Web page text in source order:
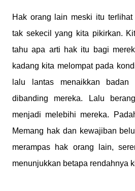
Hak orang lain meski itu terlihat
tak sekecil yang kita pikirkan.
tahu apa arti hak itu bagi
kadang kita melompat pada
lalu lantas menaikkan
dibanding mereka. Lalu
menjadi melebihi mereka.
Memang hak dan kewajiban
merampas hak orang lain,
menunjukkan betapa rendahnya